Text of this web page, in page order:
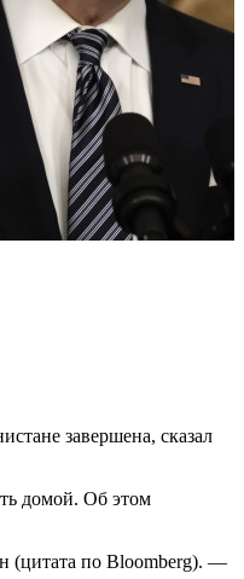
завершена, сказал
домой. Об этом
(цитата по Bloomberg). —